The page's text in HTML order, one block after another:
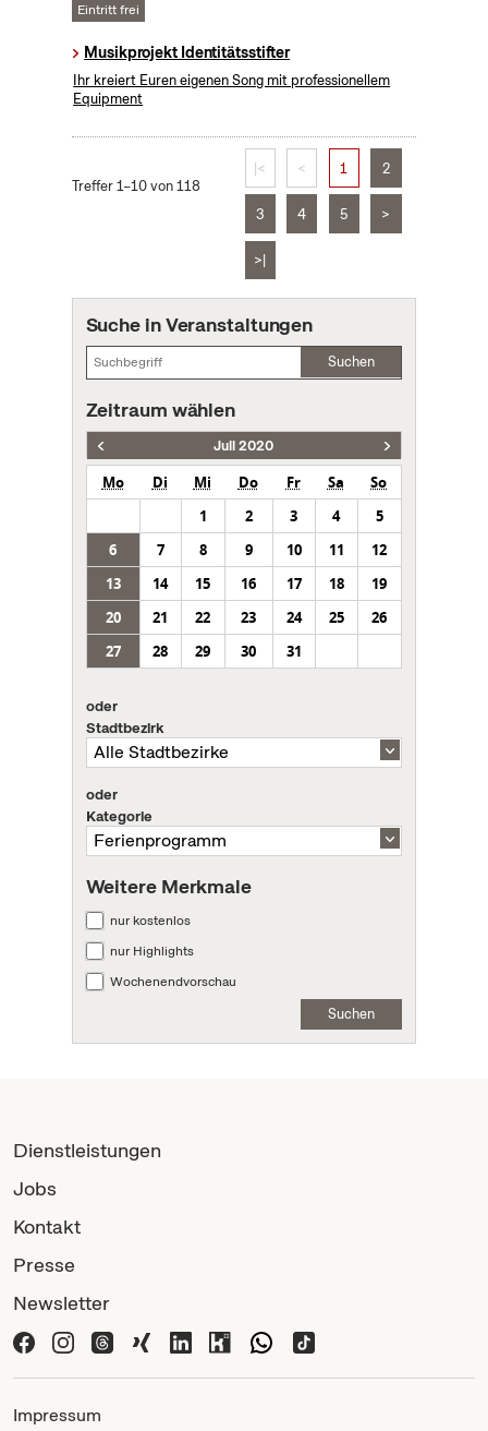
Eintritt frei
Musikprojekt Identitätsstifter
Ihr kreiert Euren eigenen Song mit professionellem
Equipment
Treffer 1–10 von 118
|< < 1 2
3 4 5 >
>|
Suche in Veranstaltungen
Suchen
Zeitraum wählen
Juli 2020
Mo Di Mi Do Fr Sa
So
1
2 3 4
5
6
7 8 9 10 11
12
13
14 15 16 17 18
19
20
21 22 23 24 25
26
27
28 29 30 31
oder
Stadtbezirk
oder
Kategorie
Weitere Merkmale
nur kostenlos
nur Highlights
Wochenendvorschau
Suchen
Dienstleistungen
Jobs
Kontakt
Presse
Newsletter
Impressum